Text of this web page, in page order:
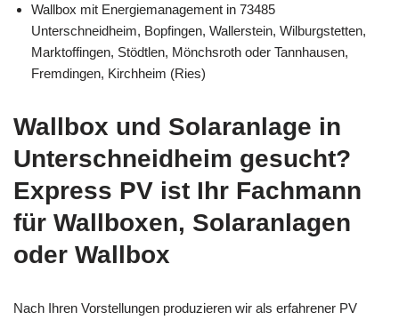
Wallbox mit Energiemanagement in 73485
Unterschneidheim, Bopfingen, Wallerstein, Wilburgstetten,
Marktoffingen, Stödtlen, Mönchsroth oder Tannhausen,
Fremdingen, Kirchheim (Ries)
Wallbox und Solaranlage in
Unterschneidheim gesucht?
Express PV ist Ihr Fachmann
für Wallboxen, Solaranlagen
oder Wallbox
Nach Ihren Vorstellungen produzieren wir als erfahrener PV